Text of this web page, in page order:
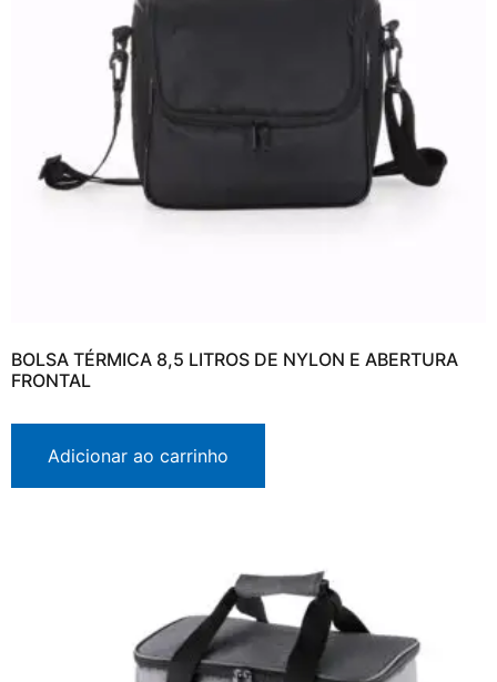
BOLSA TÉRMICA 8,5 LITROS DE NYLON E ABERTURA
FRONTAL
Adicionar ao carrinho